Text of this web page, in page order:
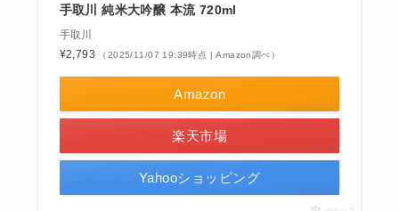
手取川 純米大吟醸 本流 720ml
手取川
¥2,793
（2025/11/07 19:39時点 | Amazon調べ）
Amazon
楽天市場
Yahooショッピング